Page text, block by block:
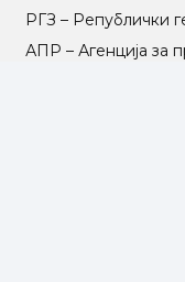
РГЗ – Републички
АПР – Агенција за